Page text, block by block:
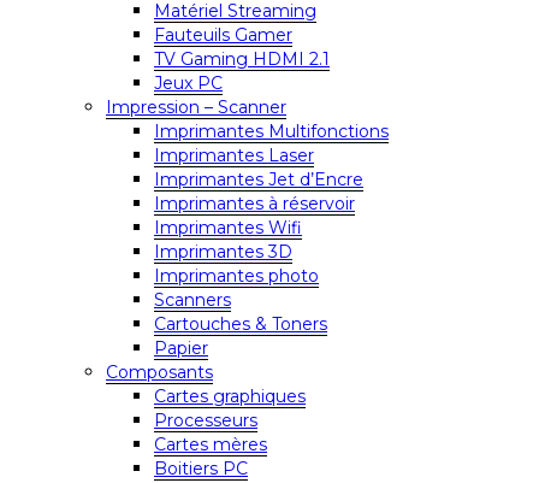
Matériel Streaming
Fauteuils Gamer
TV Gaming HDMI 2.1
Jeux PC
Impression – Scanner
Imprimantes Multifonctions
Imprimantes Laser
Imprimantes Jet d’Encre
Imprimantes à réservoir
Imprimantes Wifi
Imprimantes 3D
Imprimantes photo
Scanners
Cartouches & Toners
Papier
Composants
Cartes graphiques
Processeurs
Cartes mères
Boitiers PC